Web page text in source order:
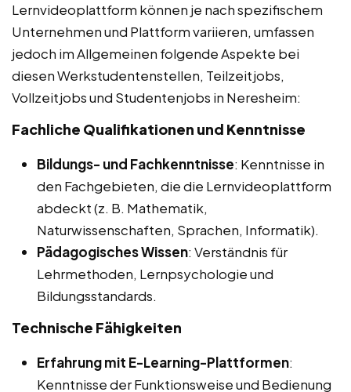
Lernvideoplattform können je nach spezifischem
Unternehmen und Plattform variieren, umfassen
jedoch im Allgemeinen folgende Aspekte bei
diesen Werkstudentenstellen, Teilzeitjobs,
Vollzeitjobs und Studentenjobs in Neresheim:
Fachliche Qualifikationen und Kenntnisse
Bildungs- und Fachkenntnisse: Kenntnisse in
den Fachgebieten, die die Lernvideoplattform
abdeckt (z. B. Mathematik,
Naturwissenschaften, Sprachen, Informatik).
Pädagogisches Wissen: Verständnis für
Lehrmethoden, Lernpsychologie und
Bildungsstandards.
Technische Fähigkeiten
Erfahrung mit E-Learning-Plattformen:
Kenntnisse der Funktionsweise und Bedienung